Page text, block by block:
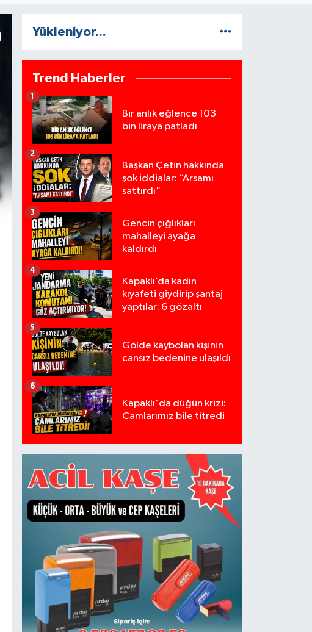
Yükleniyor...
Trend Haberler
Bir anlık eğlence 103
bin liraya patladı
1
Başkan Çetin hakkında
şok iddialar: “Arsamı
sattırdı”
2
Gencin çığlıkları
mahalleyi ayağa
kaldırdı
3
Kapaklı’da kadın
kıyafeti giydirip şantaj
yaptılar: 6 gözaltı
4
Gölde kaybolan kişinin
cansız bedenine ulaşıldı
5
Kapaklı'da düğün krizi:
Camlarımız bile titredi
6